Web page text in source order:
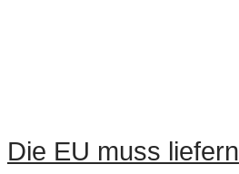
Die EU muss liefern